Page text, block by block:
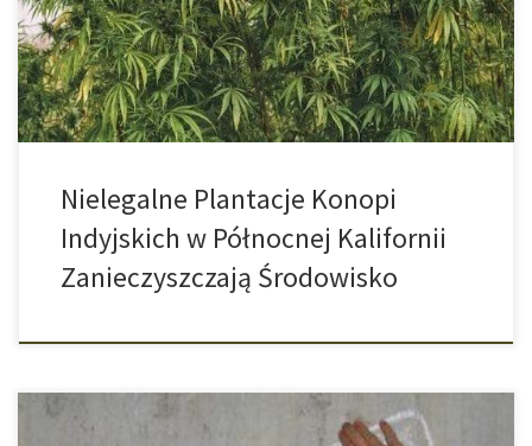
oraz niezliczone otwarte pojemniki z pestycydami i nawozami.
Rzeczywiście, sprawa nie jest wyjątkiem. Emerald Triangle to
region w północnej Kalifornii […]
Nielegalne Plantacje Konopi
Indyjskich w Północnej Kalifornii
Zanieczyszczają Środowisko